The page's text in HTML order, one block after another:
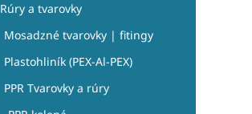
Rúry a tvarovky
Mosadzné tvarovky | fitingy
Plastohliník (PEX-Al-PEX)
PPR Tvarovky a rúry